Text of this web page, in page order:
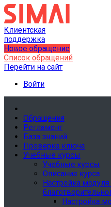
Клиентская
поддержка
Новое обращение
Список обращений
Перейти на сайт
Войти
Обращения
Регламент
База знаний
Проверка ключа
Учебные курсы
Учебные курсы
Описание курса
Настройка модуля
Настройка